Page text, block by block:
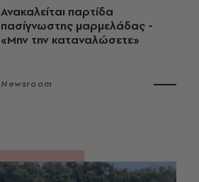
Ανακαλείται παρτίδα
πασίγνωστης μαρμελάδας -
«Μην την καταναλώσετε»
Newsroom